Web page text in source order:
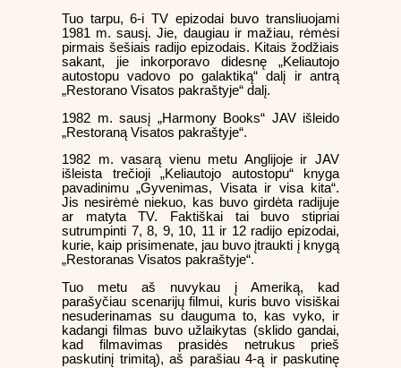
Tuo tarpu, 6-i TV epizodai buvo transliuojami
1981 m. sausį. Jie, daugiau ir mažiau, rėmėsi
pirmais šešiais radijo epizodais. Kitais žodžiais
sakant, jie inkorporavo didesnę „Keliautojo
autostopu vadovo po galaktiką“ dalį ir antrą
„Restorano Visatos pakraštyje“ dalį.
1982 m. sausį „Harmony Books“ JAV išleido
„Restoraną Visatos pakraštyje“.
1982 m. vasarą vienu metu Anglijoje ir JAV
išleista trečioji „Keliautojo autostopu“ knyga
pavadinimu „Gyvenimas, Visata ir visa kita“.
Jis nesirėmė niekuo, kas buvo girdėta radijuje
ar matyta TV. Faktiškai tai buvo stipriai
sutrumpinti 7, 8, 9, 10, 11 ir 12 radijo epizodai,
kurie, kaip prisimenate, jau buvo įtraukti į knygą
„Restoranas Visatos pakraštyje“.
Tuo metu aš nuvykau į Ameriką, kad
parašyčiau scenarijų filmui, kuris buvo visiškai
nesuderinamas su dauguma to, kas vyko, ir
kadangi filmas buvo užlaikytas (sklido gandai,
kad filmavimas prasidės netrukus prieš
paskutinį trimitą), aš parašiau 4-ą ir paskutinę